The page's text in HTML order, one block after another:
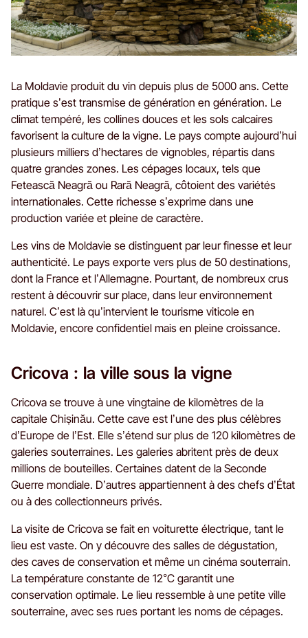
La Moldavie produit du vin depuis plus de 5000 ans. Cette
pratique s’est transmise de génération en génération. Le
climat tempéré, les collines douces et les sols calcaires
favorisent la culture de la vigne. Le pays compte aujourd’hui
plusieurs milliers d’hectares de vignobles, répartis dans
quatre grandes zones. Les cépages locaux, tels que
Fetească Neagră ou Rară Neagră, côtoient des variétés
internationales. Cette richesse s’exprime dans une
production variée et pleine de caractère.
Les vins de Moldavie se distinguent par leur finesse et leur
authenticité. Le pays exporte vers plus de 50 destinations,
dont la France et l’Allemagne. Pourtant, de nombreux crus
restent à découvrir sur place, dans leur environnement
naturel. C’est là qu’intervient le tourisme viticole en
Moldavie, encore confidentiel mais en pleine croissance.
Cricova : la ville sous la vigne
Cricova se trouve à une vingtaine de kilomètres de la
capitale Chișinău. Cette cave est l’une des plus célèbres
d’Europe de l’Est. Elle s’étend sur plus de 120 kilomètres de
galeries souterraines. Les galeries abritent près de deux
millions de bouteilles. Certaines datent de la Seconde
Guerre mondiale. D’autres appartiennent à des chefs d’État
ou à des collectionneurs privés.
La visite de Cricova se fait en voiturette électrique, tant le
lieu est vaste. On y découvre des salles de dégustation,
des caves de conservation et même un cinéma souterrain.
La température constante de 12°C garantit une
conservation optimale. Le lieu ressemble à une petite ville
souterraine, avec ses rues portant les noms de cépages.